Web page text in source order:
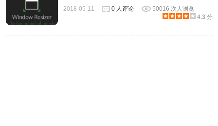
Safari），可以将您的设置导入到 Chrome 中。
2018-05-11 0 人评论
50016 次人浏览
4.3 分